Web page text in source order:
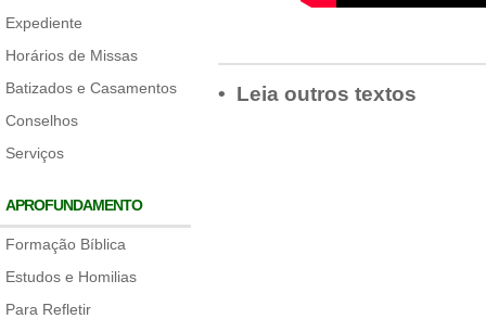
Expediente
Horários de Missas
Batizados e Casamentos
Conselhos
Serviços
APROFUNDAMENTO
Formação Bíblica
Estudos e Homilias
Para Refletir
• Leia outros textos